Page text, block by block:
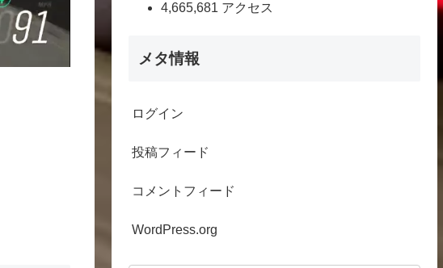
4,665,681 アクセス
メタ情報
ログイン
投稿フィード
コメントフィード
WordPress.org